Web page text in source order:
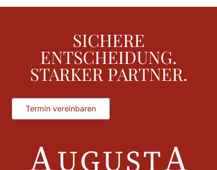
SICHERE
ENTSCHEIDUNG.
STARKER PARTNER.
Termin vereinbaren